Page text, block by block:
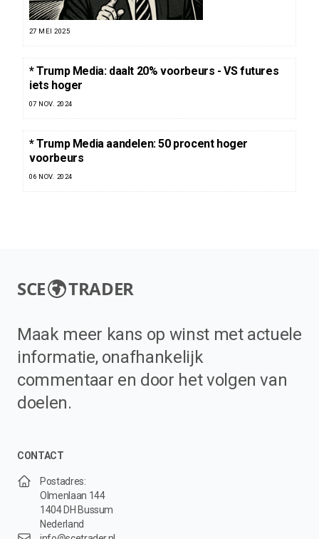
27 MEI 2025
* Trump Media: daalt 20% voorbeurs - VS futures
iets hoger
07 NOV. 2024
* Trump Media aandelen: 50 procent hoger
voorbeurs
06 NOV. 2024
SCE TRADER
Maak meer kans op winst met actuele
informatie, onafhankelijk
commentaar en door het volgen van
doelen.
CONTACT
Postadres:
Olmenlaan 144
1404 DH Bussum
Nederland